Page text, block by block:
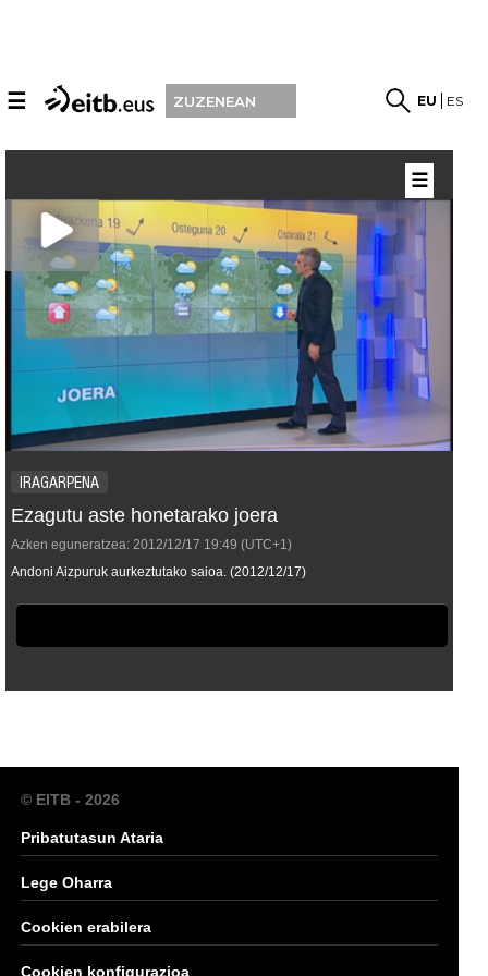
☰ ZUZENEAN EU ES
IRAGARPENA
Ezagutu aste honetarako joera
Azken eguneratzea: 2012/12/17 19:49 (UTC+1)
Andoni Aizpuruk aurkeztutako saioa. (2012/12/17)
☰
© EITB - 2026
Pribatutasun Ataria
Lege Oharra
Cookien erabilera
Cookien konfigurazioa